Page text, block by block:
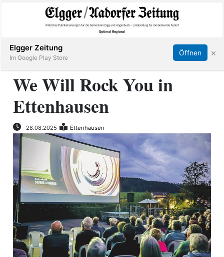
Elgg
Aadorf
Hagenbuch
E-
Paper
Abonnieren Online Anmelden Anmelden
We Will Rock You in
Ettenhausen
28.08.2025 Ettenhausen
Elgger Zeitung
Im Google Play Store
Öffnen ×